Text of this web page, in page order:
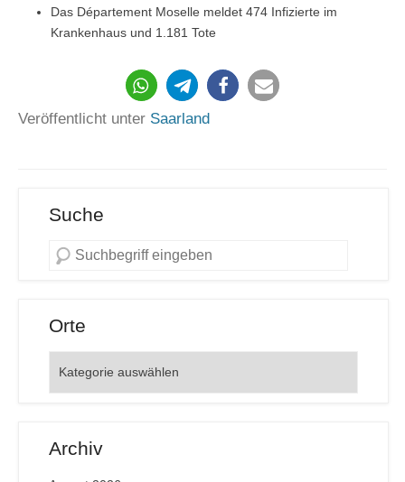
Das Département Moselle meldet 474 Infizierte im
Krankenhaus und 1.181 Tote
611
Veröffentlicht unter Saarland
Suche
Orte
Archiv